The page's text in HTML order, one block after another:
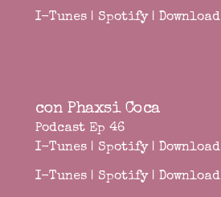
I-Tunes | Spotify| Download
con Phaxsi Coca
Podcast Ep 46
I-Tunes | Spotify| Download
I-Tunes | Spotify| Download